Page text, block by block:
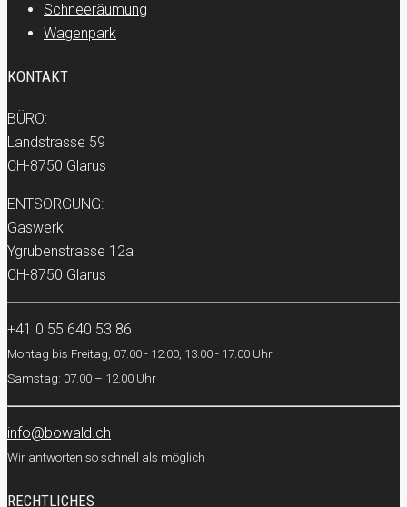
Schneeräumung
Wagenpark
KONTAKT
BÜRO:
Landstrasse 59
CH-8750 Glarus
ENTSORGUNG:
Gaswerk
Ygrubenstrasse 12a
CH-8750 Glarus
+41 0 55 640 53 86
Montag bis Freitag, 07.00 - 12.00, 13.00 - 17.00 Uhr
Samstag: 07.00 – 12.00 Uhr
info@bowald.ch
Wir antworten so schnell als möglich
RECHTLICHES